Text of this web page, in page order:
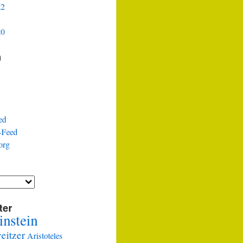
Aristoteles